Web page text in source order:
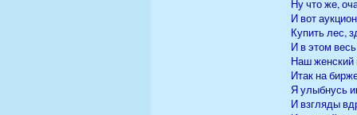
Ну что же,
И вот
Купить лес,
И в этом
Наш женский
Итак на
Я улыбнусь
И взгляды